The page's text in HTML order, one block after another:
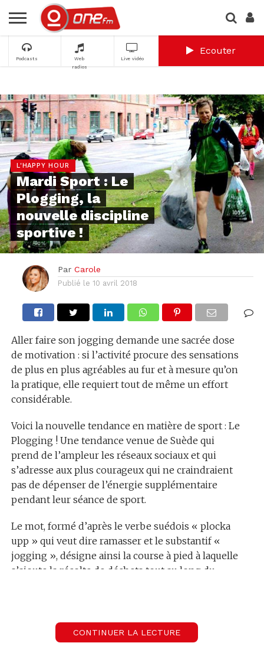
Podcasts
Web
radios
Live vidéo
Ecouter
L'HAPPY HOUR
Mardi Sport : Le
Plogging, la
nouvelle discipline
sportive !
Par Carole
Publié le 10 avril 2018
Aller faire son jogging demande une sacrée dose
de motivation : si l’activité procure des sensations
de plus en plus agréables au fur et à mesure qu’on
la pratique, elle requiert tout de même un effort
considérable.
Voici la nouvelle tendance en matière de sport : Le
Plogging ! Une tendance venue de Suède qui
prend de l’ampleur les réseaux sociaux et qui
s’adresse aux plus courageux qui ne craindraient
pas de dépenser de l’énergie supplémentaire
pendant leur séance de sport.
Le mot, formé d’après le verbe suédois « plocka
upp » qui veut dire ramasser et le substantif «
jogging », désigne ainsi la course à pied à laquelle
s’ajoute la récolte de déchets tout au long du
étant en accord avec sa conscience écologique…
CONTINUER LA LECTURE